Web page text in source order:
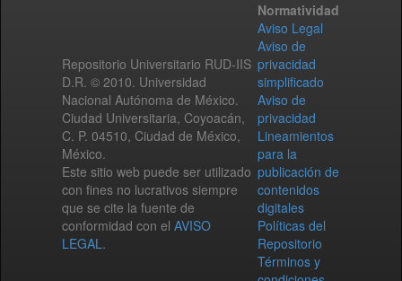
Repositorio Universitario RUD-IIS
D.R. © 2010. Universidad
Nacional Autónoma de México.
Ciudad Universitaria, Coyoacán,
C. P. 04510, Ciudad de México,
México.
Este sitio web puede ser utilizado
con fines no lucrativos siempre
que se cite la fuente de
conformidad con el AVISO
LEGAL.
Normatividad
Aviso Legal
Aviso de
privacidad
simplificado
Aviso de
privacidad
Lineamientos
para la
publicación de
contenidos
digitales
Políticas del
Repositorio
Términos y